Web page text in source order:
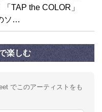
TAP the COLOR」
ソ…
楽しむ
でこのアーティストをも